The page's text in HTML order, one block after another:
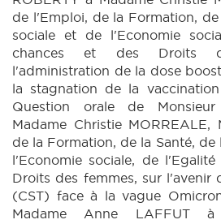
de l'Emploi, de la Formation,
sociale et de l'Economie
chances et des Droits
l'administration de la dose
la stagnation de la
Question orale de
Madame Christie
de la Formation, de la Santé,
l'Economie sociale, de
Droits des femmes, sur l'avenir
(CST) face à la vague
Madame Anne LAFFUT à